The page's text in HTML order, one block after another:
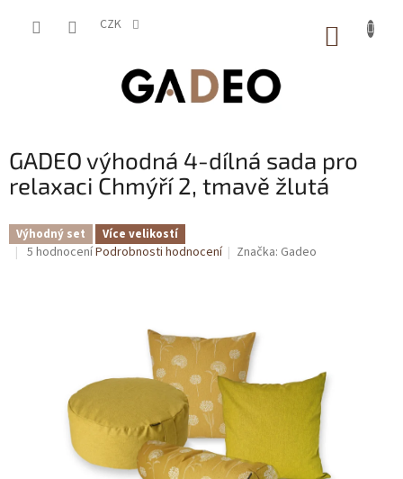
CZK
GADEO výhodná 4-dílná sada pro
relaxaci Chmýří 2, tmavě žlutá
Výhodný set Více velikostí
Průměrné
5 hodnoceníPodrobnosti hodnocení Značka: Gadeo